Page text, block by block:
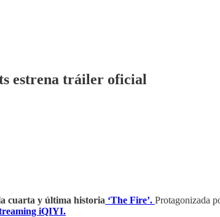
estrena tráiler oficial
cuarta y última historia ‘The Fire’. Protagonizada
iQIYI.